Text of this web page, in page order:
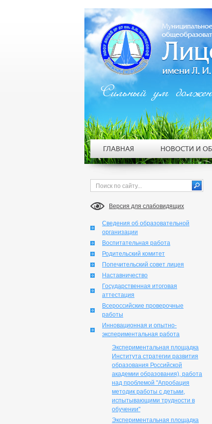
Версия для слабовидящих
Сведения об образовательной
организации
Воспитательная работа
Родительский комитет
Попечительский совет лицея
Наставничество
Государственная итоговая
аттестация
Всероссийские проверочные
работы
Инновационная и опытно-
экспериментальная работа
Экспериментальная площадка
Института стратегии развития
образования Российской
академии образования), работа
над проблемой "Апробация
методик работы с детьми,
испытывающими трудности в
обучении"
Экспериментальная площадка
Сильный ум
ГЛАВНАЯ НОВОСТИ И